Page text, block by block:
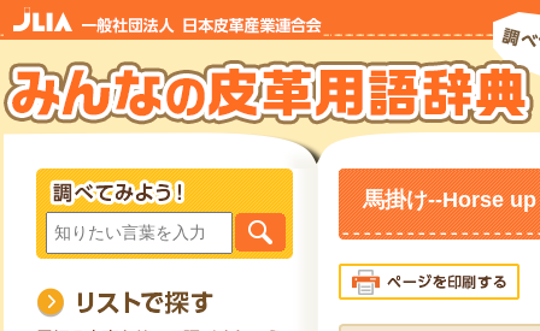
馬掛け--Horse up